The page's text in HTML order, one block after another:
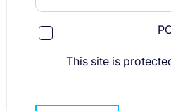
This site is